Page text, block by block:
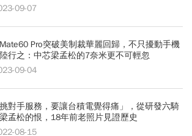
09-07
Pro突破美制裁華麗回歸，不只擾動手機
行之：中芯梁孟松的7奈米更不可輕忽
09-04
挑對手服務，要讓台積電覺得痛」，從研發六騎
孟松的恨，18年前老照片見證歷史
08-15